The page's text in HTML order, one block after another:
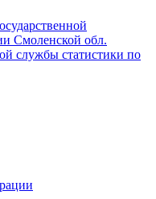
Смоленской обл.
службы статистики по